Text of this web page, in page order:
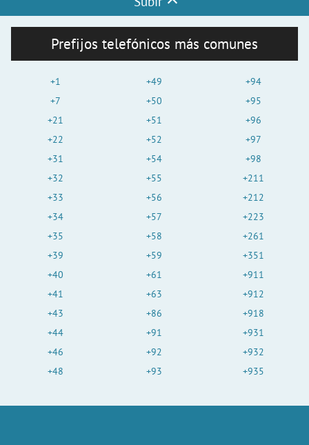
Prefijos telefónicos más comunes
+1
+7
+21
+22
+31
+32
+33
+34
+35
+39
+40
+41
+43
+44
+46
+48
+49
+50
+51
+52
+54
+55
+56
+57
+58
+59
+61
+63
+86
+91
+92
+93
+94
+95
+96
+97
+98
+211
+212
+223
+261
+351
+911
+912
+918
+931
+932
+935